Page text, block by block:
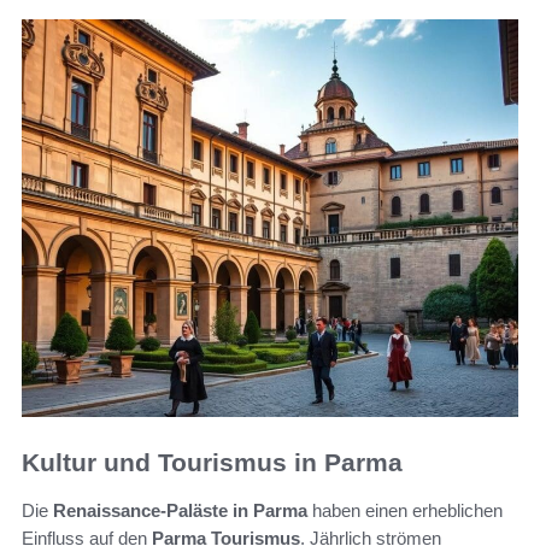
Kultur und Tourismus in Parma
Die Renaissance-Paläste in Parmahaben einen erheblichen
Einfluss auf den Parma Tourismus. Jährlich strömen